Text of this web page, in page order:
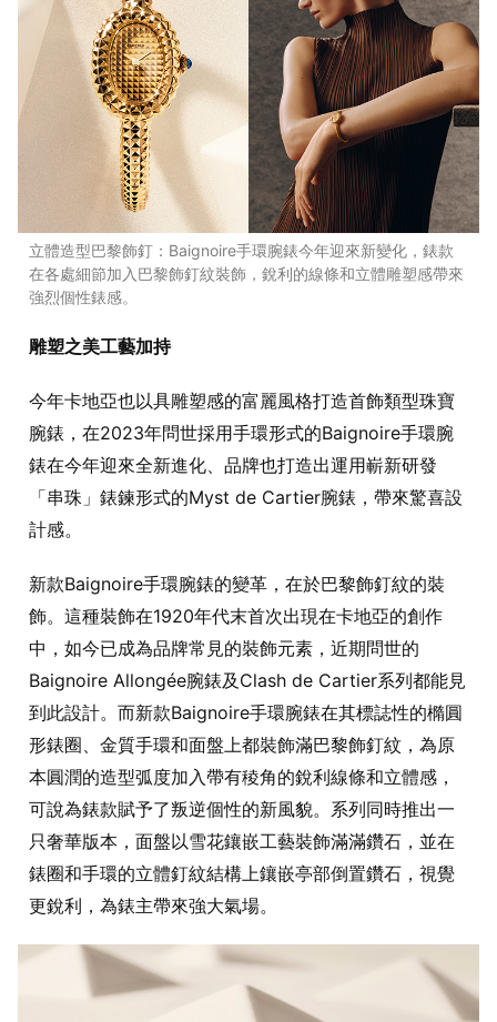
立體造型巴黎飾釘：Baignoire手環腕錶今年迎來新變化，錶款
在各處細節加入巴黎飾釘紋裝飾，銳利的線條和立體雕塑感帶來
強烈個性錶感。
雕塑之美工藝加持
今年卡地亞也以具雕塑感的富麗風格打造首飾類型珠寶
腕錶，在2023年問世採用手環形式的Baignoire手環腕
錶在今年迎來全新進化、品牌也打造出運用嶄新研發
「串珠」錶鍊形式的Myst de Cartier腕錶，帶來驚喜設
計感。
新款Baignoire手環腕錶的變革，在於巴黎飾釘紋的裝
飾。這種裝飾在1920年代末首次出現在卡地亞的創作
中，如今已成為品牌常見的裝飾元素，近期問世的
Baignoire Allongée腕錶及Clash de Cartier系列都能見
到此設計。而新款Baignoire手環腕錶在其標誌性的橢圓
形錶圈、金質手環和面盤上都裝飾滿巴黎飾釘紋，為原
本圓潤的造型弧度加入帶有稜角的銳利線條和立體感，
可說為錶款賦予了叛逆個性的新風貌。系列同時推出一
只奢華版本，面盤以雪花鑲嵌工藝裝飾滿滿鑽石，並在
錶圈和手環的立體釘紋結構上鑲嵌亭部倒置鑽石，視覺
更銳利，為錶主帶來強大氣場。